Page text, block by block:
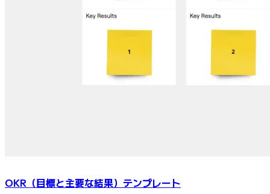
OKR（目標と主要な結果）テンプレート